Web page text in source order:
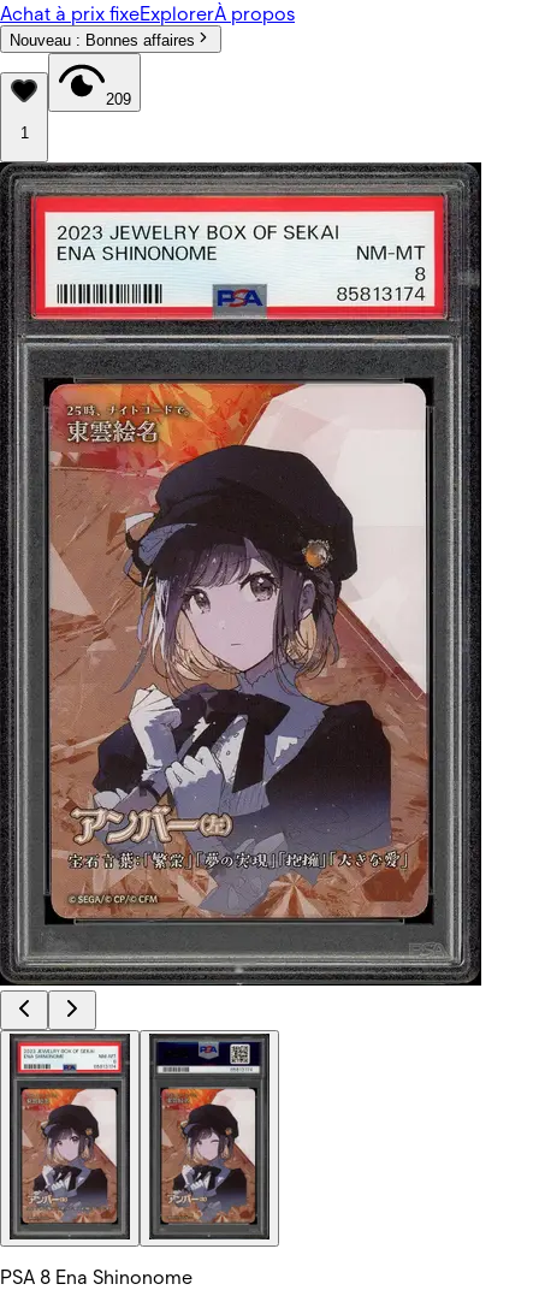
Achat à prix fixeExplorerÀ propos
Nouveau : Bonnes affaires
1
209
PSA 8 Ena Shinonome